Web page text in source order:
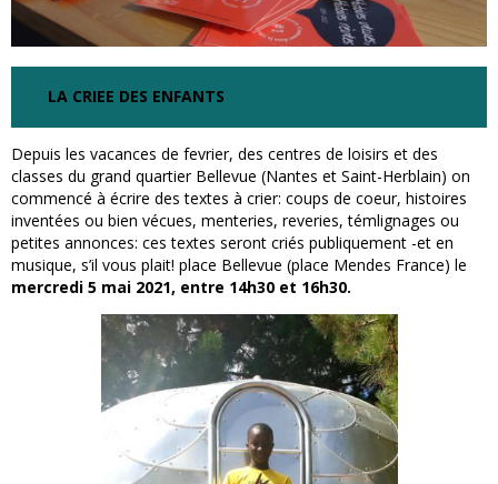
LA CRIEE DES ENFANTS
Depuis les vacances de fevrier, des centres de loisirs et des
classes du grand quartier Bellevue (Nantes et Saint-Herblain) on
commencé à écrire des textes à crier: coups de coeur, histoires
inventées ou bien vécues, menteries, reveries, témlignages ou
petites annonces: ces textes seront criés publiquement -et en
musique, s’il vous plait! place Bellevue (place Mendes France) le
mercredi 5 mai 2021, entre 14h30 et 16h30.